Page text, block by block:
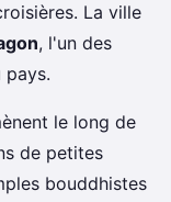
La ville
, l'un des
pays.
le long de
de petites
bouddhistes